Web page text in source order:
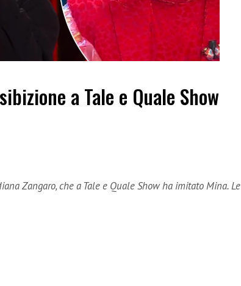
a Tale e Quale Show
Zangaro, che a Tale e Quale Show ha imitato Mina. Le